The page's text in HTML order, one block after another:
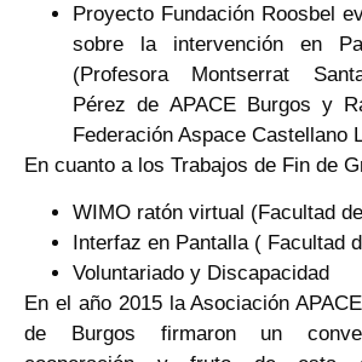
Proyecto Fundación Roosbel
sobre la intervención en
(Profesora Montserrat
Pérez de APACE Burgos y
Federación Aspace Castellano
En cuanto a los Trabajos de Fin de
WIMO ratón virtual (Facultad
Interfaz en Pantalla ( Facultad
Voluntariado y Discapacidad
En el año 2015 la Asociación
de Burgos firmaron un